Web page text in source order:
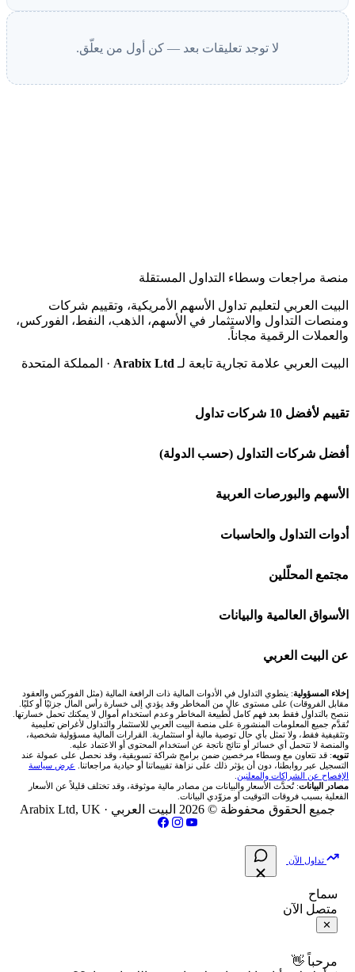
لا توجد تعليقات بعد — كن أول من يعلّق.
منصة مراجعات وسطاء التداول المستقلة
البيت العربي لتعليم تداول الأسهم الأمريكية، وتقييم شركات
ومنصات التداول والاستثمار في الأسهم، الذهب، النفط، الفوركس،
والعملات الرقمية مجاناً.
البيت العربي علامة تجارية تابعة لـ Arabix Ltd · المملكة المتحدة
تقييم لأفضل 10 شركات تداول
شركة Capital.com
افاتريد AvaTrade
اكسنس Exness
منصة بينانس
اكس تي بي XTB
انتراكتيف بروكرز IBKR
أفضل شركات التداول (حسب الدولة)
شركات تداول في السعودية
شركات تداول في الإمارات
شركات تداول في الكويت
شركات تداول في قطر
شركات تداول في الأردن
شركات تداول في العراق
شركات تداول في فلسطين
الأسهم والبورصات العربية
🌍 كل البورصات العربية
🇸🇦 السوق السعودية
🇦🇪 أسواق الإمارات
🇪🇬 البورصة المصرية
🇶🇦 بورصة قطر
🇯🇴 بورصة عمّان
🇧🇭 بورصة البحرين
فلتر الأسهم الشرعي
📋 جميع الأسهم
أدوات التداول والحاسبات
🕌 حاسبة الزكاة
💱 محول العملات
🧮 حاسبة حجم اللوت
📊 حاسبة قيمة النقطة
💰 حاسبة ربح الفوركس
📌 حاسبة النقاط المحورية
📏 حاسبة حجم المركز
📈 حاسبة عائد التداول
📊 حاسبة الربح التراكمي
🧮 حاسبة متوسط سعر السهم
مجتمع المحلّلين
🧱 حائط المجتمع
🏆 لوحة المحلّلين
✍️ اكتب تحليلك
الأسواق العالمية والبيانات
🌐 المؤشرات العالمية
🥇 سعر الذهب اليوم
🥇 أسعار الذهب والمعادن
💱 أسعار العملات والفوركس
💵 سعر الريال السعودي في مصر
📅 المؤشرات الاقتصادية
عن البيت العربي
من نحن
تواصل معنا
فريق المؤلفين
مقالات تعليمية
سياسة تقييم الشركات
الإبلاغ عن شركة نصابة
شروط الاستخدام
إخلاء المسؤولية: ينطوي التداول في الأدوات المالية ذات الرافعة المالية (مثل الفوركس والعقود
مقابل الفروقات) على مستوى عالٍ من المخاطر وقد يؤدي إلى خسارة رأس المال جزئيًا أو كليًا.
ننصح بالتداول فقط بعد فهم كامل لطبيعة المخاطر وعدم استخدام أموال لا يمكنك تحمل خسارتها.
تُقدَّم جميع المعلومات المنشورة على منصة البيت العربي للاستثمار والتداول لأغراض تعليمية
وتثقيفية فقط، ولا تمثل بأي حال توصية مالية أو استثمارية. القرارات المالية مسؤولية شخصية،
والمنصة لا تتحمل أي خسائر أو نتائج ناتجة عن استخدام المحتوى أو الاعتماد عليه.
تنويه: قد نتعاون مع وسطاء مرخصين ضمن برامج شراكة تسويقية، وقد نحصل على عمولة عند
التسجيل عبر روابطنا، دون أن يؤثر ذلك على نزاهة تقييماتنا أو حيادية مراجعاتنا. عرض سياسة
الإفصاح عن الشراكات والمعلنين
مصادر البيانات: تُحدَّث الأسعار والبيانات من مصادر مالية موثوقة، وقد تختلف قليلاً عن الأسعار
الفعلية بسبب فروقات التوقيت أو مزوّدي البيانات.
جميع الحقوق محفوظة © 2026 البيت العربي · Arabix Ltd, UK
تداول الآن
سماح
متصل الآن
✕
مرحباً 👋